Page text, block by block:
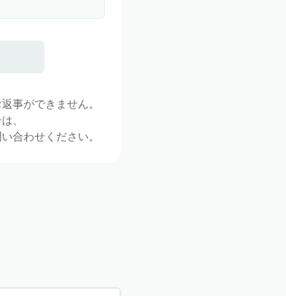
事ができません。
、
合わせください。